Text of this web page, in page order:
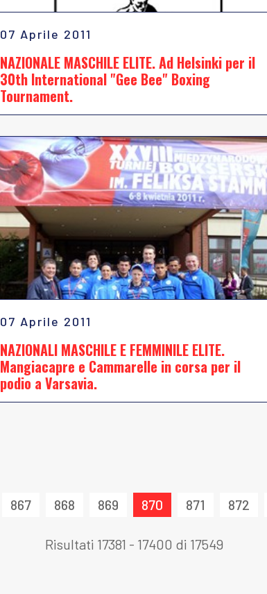
07 Aprile 2011
NAZIONALE MASCHILE ELITE. Ad Helsinki per il
30th International "Gee Bee" Boxing
Tournament.
07 Aprile 2011
NAZIONALI MASCHILE E FEMMINILE ELITE.
Mangiacapre e Cammarelle in corsa per il
podio a Varsavia.
867 868 869 870 871 872
Risultati 17381 - 17400 di 17549